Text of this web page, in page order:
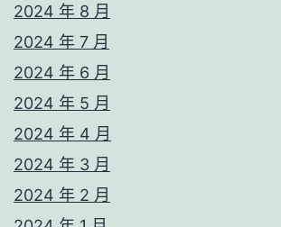
2024 年 8 月
2024 年 7 月
2024 年 6 月
2024 年 5 月
2024 年 4 月
2024 年 3 月
2024 年 2 月